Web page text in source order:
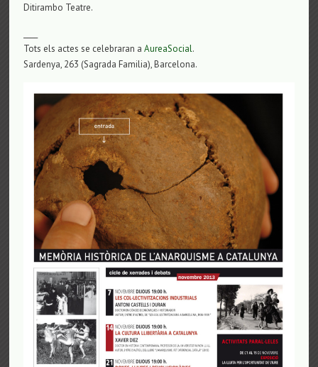
Ditirambo Teatre.
Tots els actes se celebraran aAureaSocial.
Sardenya, 263 (Sagrada Familia), Barcelona.